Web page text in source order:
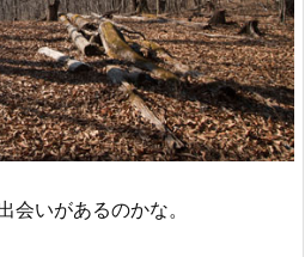
会いがあるのかな。